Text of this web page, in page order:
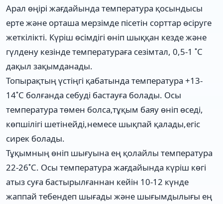
Арал өңірі жағдайында температура қосындысы
ерте және орташа мерзімде пісетін сорттар өсіруге
жеткілікті. Күріш өсімдігі өніп шыққан кезде және
гүлдену кезінде температураға сезімтал, 0,5-1 ˚С
дақыл зақымданады.
Топырақтың үстіңгі қабатында температура +13-
14˚С болғанда себуді бастауға болады. Осы
температура төмен болса,тұқым баяу өніп өседі,
көпшілігі шетінейді,немесе шықпай қалады,егіс
сирек болады.
Тұқымның өніп шығуына ең қолайлы температура
22-26˚С. Осы температура жағдайында күріш көгі
атыз суға бастырылғаннан кейін 10-12 күнде
жаппай тебендеп шығады және шығымдылығы ең